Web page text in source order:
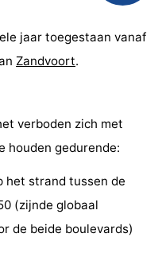
jaar toegestaan vanaf
Zandvoort.
verboden zich met
houden gedurende:
het strand tussen de
(zijnde globaal
de beide boulevards)